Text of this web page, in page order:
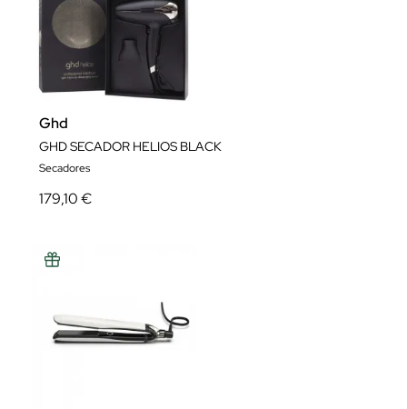
Ghd
GHD SECADOR HELIOS BLACK
Secadores
179,10 €